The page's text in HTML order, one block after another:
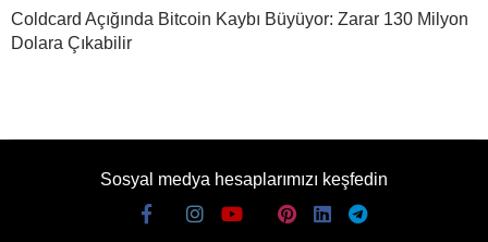
Coldcard Açığında Bitcoin Kaybı Büyüyor: Zarar 130 Milyon
Dolara Çıkabilir
Sosyal medya hesaplarımızı keşfedin